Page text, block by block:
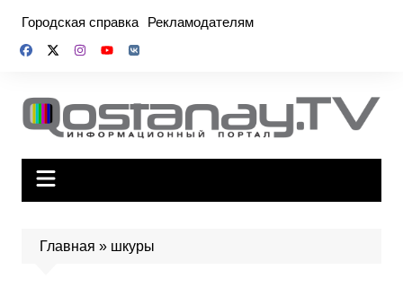
содержимому
Городская справка Рекламодателям
Главная » шкуры